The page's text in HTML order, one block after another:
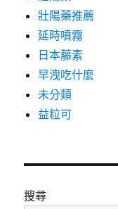
壯陽藥推薦
延時噴霧
日本藤素
早洩吃什麼
未分類
益粒可
搜尋